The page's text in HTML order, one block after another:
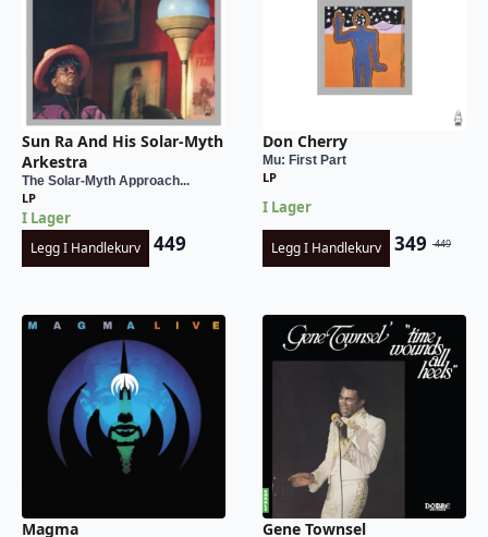
Sun Ra And His Solar-Myth
Arkestra
The Solar-Myth Approach...
LP
I Lager
Legg I Handlekurv 449
Don Cherry
Mu: First Part
LP
I Lager
Legg I Handlekurv 449
pris
kr 449.
349
pris
kr 349.
Magma Gene Townsel